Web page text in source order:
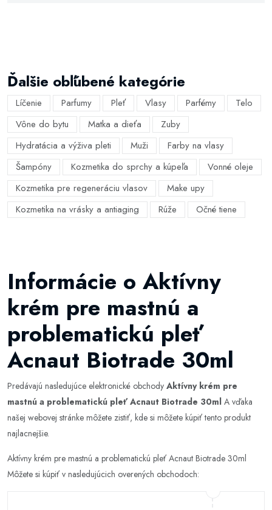
Ďalšie obľúbené kategórie
Líčenie Parfumy Pleť Vlasy Parfémy
Telo
Vône do bytu
Matka a dieťa
Zuby
Hydratácia a výživa pleti
Muži
Farby na vlasy
Šampóny
Kozmetika do sprchy a kúpeľa
Vonné oleje
Kozmetika pre regeneráciu vlasov
Make upy
Kozmetika na vrásky a antiaging
Rúže Očné tiene
Informácie o Aktívny
krém pre mastnú a
problematickú pleť
Acnaut Biotrade 30ml
Predávajú nasledujúce elektronické obchody Aktívny krém pre
mastnú a problematickú pleť Acnaut Biotrade 30ml A vďaka
našej webovej stránke môžete zistiť, kde si môžete kúpiť tento produkt
najlacnejšie.
Aktívny krém pre mastnú a problematickú pleť Acnaut Biotrade 30ml
Môžete si kúpiť v nasledujúcich overených obchodoch: